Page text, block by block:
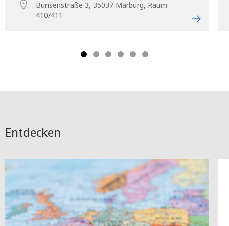
Bunsenstraße 3, 35037 Marburg, Raum
410/411
Entdecken